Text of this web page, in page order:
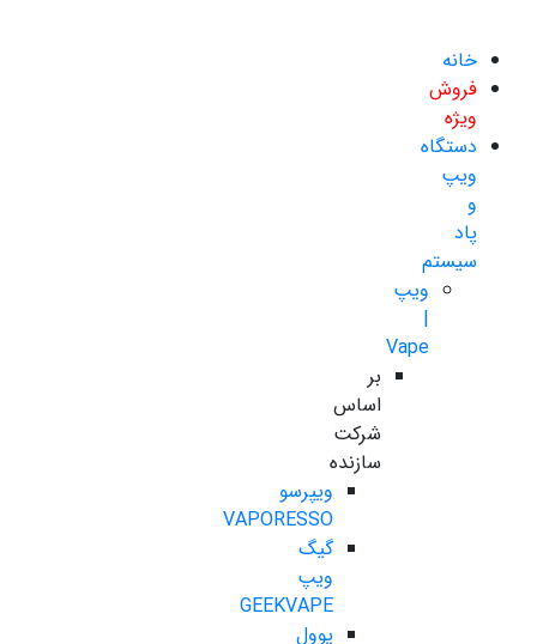
خانه
فروش
ویژه
دستگاه
ویپ
و
پاد
سیستم
ویپ
|
Vape
بر
اساس
شرکت
سازنده
ویپرسو
VAPORESSO
گیگ
ویپ
GEEKVAPE
یوول